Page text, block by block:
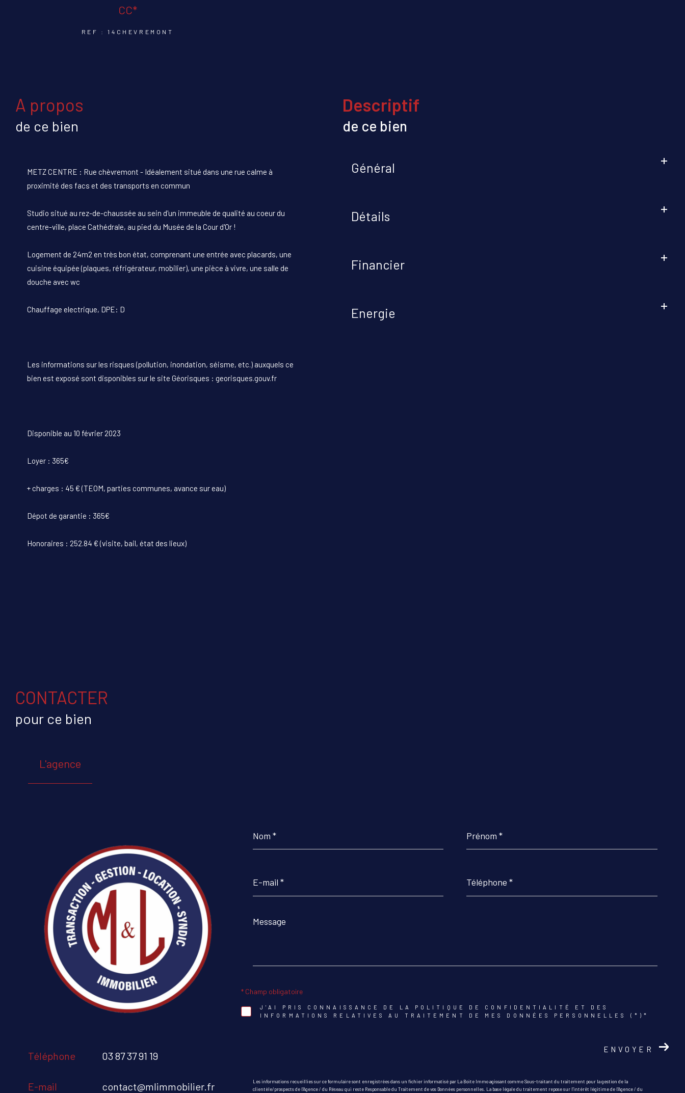
CC*
REF : 14CHEVREMONT
a propos
de ce bien
METZ CENTRE : Rue chèvremont - Idéalement situé dans une rue calme à
proximité des facs et des transports en commun
Studio situé au rez-de-chaussée au sein d'un immeuble de qualité au coeur du
centre-ville, place Cathédrale, au pied du Musée de la Cour d'Or !
Logement de 24m2 en très bon état, comprenant une entrée avec placards, une
cuisine équipée (plaques, réfrigérateur, mobilier), une pièce à vivre, une salle de
douche avec wc
Chauffage electrique, DPE: D
Les informations sur les risques (pollution, inondation, séisme, etc.) auxquels ce
bien est exposé sont disponibles sur le site Géorisques : georisques.gouv.fr
Disponible au 10 février 2023
Loyer : 365€
+ charges : 45 € (TEOM, parties communes, avance sur eau)
Dépot de garantie : 365€
Honoraires : 252.84 € (visite, bail, état des lieux)
descriptif
de ce bien
Général
Détails
Financier
Energie
CONTACTER
pour ce bien
L'agence
Téléphone 03 87 37 91 19
E-mail contact@mlimmobilier.fr
*
*
mail
*
*
Message
J'AI PRIS CONNAISSANCE DE LA POLITIQUE DE CONFIDENTIALITÉ ET DES
INFORMATIONS RELATIVES AU TRAITEMENT DE MES DONNÉES PERSONNELLES (*)*
* Champ obligatoire
ENVOYER
Les informations recueillies sur ce formulaire sont enregistrées dans un fichier informatisé par La Boite Immo agissant comme Sous-traitant du traitement pour la gestion de la
clientèle/prospects de l'Agence / du Réseau qui reste Responsable du Traitement de vos Données personnelles. La base légale du traitement repose sur l'intérêt légitime de l'Agence / du